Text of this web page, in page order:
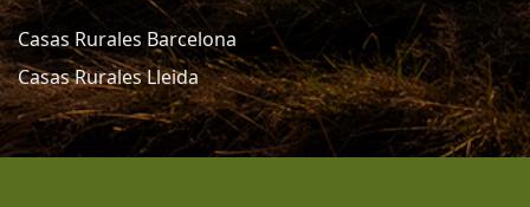
Casas Rurales Barcelona
Casas Rurales Lleida